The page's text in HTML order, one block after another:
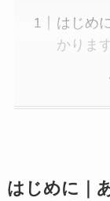
はじめ
かりま
はじめに｜